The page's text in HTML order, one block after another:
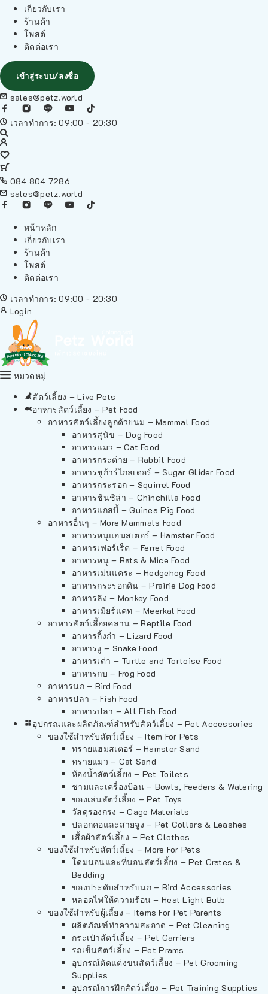
เกี่ยวกับเรา
ร้านค้า
โพสต์
ติดต่อเรา
เข้าสู่ระบบ/ลงชื่อ
sales@petz.world
เวลาทำการ: 09:00 - 20:30
084 804 7286
sales@petz.world
หน้าหลัก
เกี่ยวกับเรา
ร้านค้า
โพสต์
ติดต่อเรา
เวลาทำการ: 09:00 - 20:30
Login
หมวดหมู่
สัตว์เลี้ยง – Live Pets
อาหารสัตว์เลี้ยง – Pet Food
อาหารสัตว์เลี้ยงลูกด้วยนม – Mammal Food
อาหารสุนัข – Dog Food
อาหารแมว – Cat Food
อาหารกระต่าย – Rabbit Food
อาหารชูก้าร์ไกลเดอร์ – Sugar Glider Food
อาหารกระรอก – Squirrel Food
อาหารชินชิล่า – Chinchilla Food
อาหารแกสบี้ – Guinea Pig Food
อาหารอื่นๆ – More Mammals Food
อาหารหนูแฮมสเตอร์ – Hamster Food
อาหารเฟอร์เร็ต – Ferret Food
อาหารหนู – Rats & Mice Food
อาหารเม่นแคระ – Hedgehog Food
อาหารกระรอกดิน – Prairie Dog Food
อาหารลิง – Monkey Food
อาหารเมียร์แคท – Meerkat Food
อาหารสัตว์เลี้อยคลาน – Reptile Food
อาหารกิ้งก่า – Lizard Food
อาหารงู – Snake Food
อาหารเต่า – Turtle and Tortoise Food
อาหารกบ – Frog Food
อาหารนก – Bird Food
อาหารปลา – Fish Food
อาหารปลา – All Fish Food
อุปกรณและผลิตภัณฑ์สำหรับสัตว์เลี้ยง – Pet Accessories
ของใช้สำหรับสัตว์เลี้ยง – Item For Pets
ทรายแฮมสเตอร์ – Hamster Sand
ทรายแมว – Cat Sand
ห้องน้ำสัตว์เลี้ยง – Pet Toilets
ชามและเครื่องป้อน – Bowls, Feeders & Watering
ของเล่นสัตว์เลี้ยง – Pet Toys
วัสดุรองกรง – Cage Materials
ปลอกคอและสายจูง – Pet Collars & Leashes
เสื้อผ้าสัตว์เลี้ยง – Pet Clothes
ของใช้สำหรับสัตว์เลี้ยง – More For Pets
โดมนอนและที่นอนสัตว์เลี้ยง – Pet Crates &
Bedding
ของประดับสำหรับนก – Bird Accessories
หลอดไฟให้ความร้อน – Heat Light Bulb
ของใช้สำหรับผู้เลี้ยง – Items For Pet Parents
ผลิตภัณฑ์ทำความสะอาด – Pet Cleaning
กระเป๋าสัตว์เลี้ยง – Pet Carriers
รถเข็นสัตว์เลี้ยง – Pet Prams
อุปกรณ์ตัดแต่งขนสัตว์เลี้ยง – Pet Grooming
Supplies
อุปกรณ์การฝึกสัตว์เลี้ยง – Pet Training Supplies